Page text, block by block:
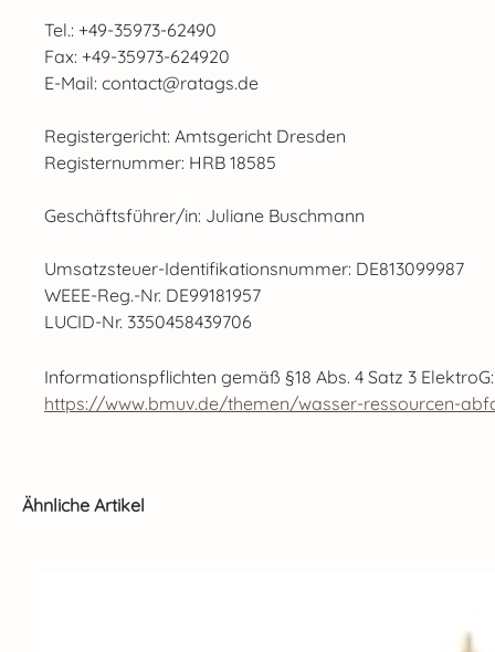
Tel.: +49-35973-62490
Fax: +49-35973-624920
E-Mail: contact@ratags.de
Registergericht: Amtsgericht Dresden
Registernummer: HRB 18585
Geschäftsführer/in: Juliane Buschmann
Umsatzsteuer-Identifikationsnummer: DE813099987
WEEE-Reg.-Nr. DE99181957
LUCID-Nr. 3350458439706
Informationspflichten gemäß §18 Abs. 4 Satz 3 ElektroG:
https://www.bmuv.de/themen/wasser-ressourcen-
Produktgalerie überspringen
Ähnliche Artikel